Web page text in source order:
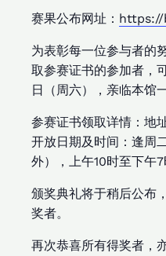
赛果公布网址： https://
为表彰每一位参与者的
取参赛证书的参加者，
日（周六），亲临本馆
参赛证书领取详情：地
开放日期及时间：逢周
外），上午10时至下午
颁奖典礼将于稍后公布
奖者。
再次恭喜所有得奖者，